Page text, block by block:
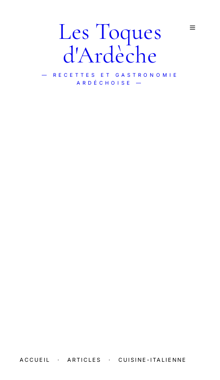
Les Toques
d'Ardèche
— RECETTES ET GASTRONOMIE
ARDÉCHOISE —
ACCUEIL · ARTICLES · CUISINE-ITALIENNE